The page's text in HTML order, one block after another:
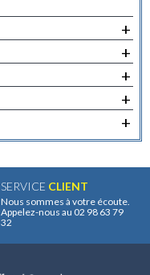
+
+
+
+
+
SERVICE CLIENT
Nous sommes à votre écoute.
Appelez-nous au 02 98 63 79
32